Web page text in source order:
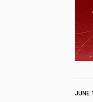
JUNE